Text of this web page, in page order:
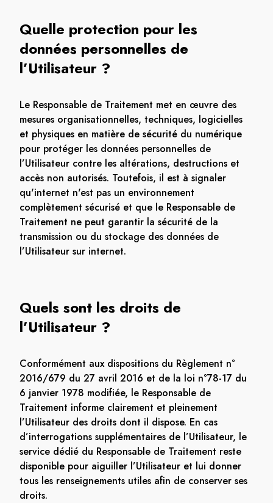
Quelle protection pour les
données personnelles de
l’Utilisateur ?
Le Responsable de Traitement met en œuvre des
mesures organisationnelles, techniques, logicielles
et physiques en matière de sécurité du numérique
pour protéger les données personnelles de
l’Utilisateur contre les altérations, destructions et
accès non autorisés. Toutefois, il est à signaler
qu'internet n'est pas un environnement
complètement sécurisé et que le Responsable de
Traitement ne peut garantir la sécurité de la
transmission ou du stockage des données de
l’Utilisateur sur internet.
Quels sont les droits de
l’Utilisateur ?
Conformément aux dispositions du Règlement n°
2016/679 du 27 avril 2016 et de la loi n°78-17 du
6 janvier 1978 modifiée, le Responsable de
Traitement informe clairement et pleinement
l’Utilisateur des droits dont il dispose. En cas
d’interrogations supplémentaires de l’Utilisateur, le
service dédié du Responsable de Traitement reste
disponible pour aiguiller l’Utilisateur et lui donner
tous les renseignements utiles afin de conserver ses
droits.